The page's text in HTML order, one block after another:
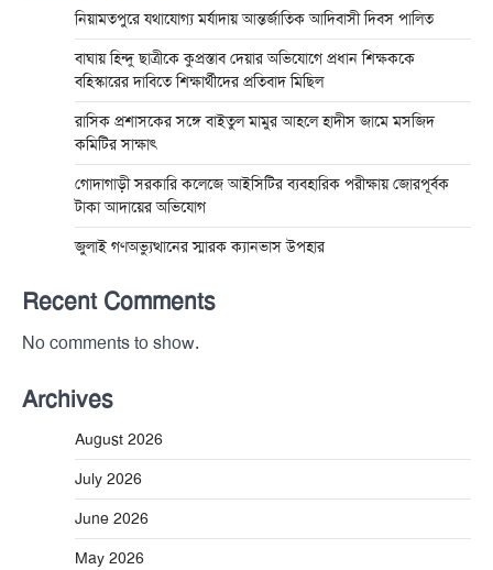
নিয়ামতপুরে যথাযোগ্য মর্যাদায় আন্তর্জাতিক আদিবাসী দিবস পালিত
বাঘায় হিন্দু ছাত্রীকে কুপ্রস্তাব দেয়ার অভিযোগে প্রধান শিক্ষককে
বহিস্কারের দাবিতে শিক্ষার্থীদের প্রতিবাদ মিছিল
রাসিক প্রশাসকের সঙ্গে বাইতুল মামুর আহলে হাদীস জামে মসজিদ
কমিটির সাক্ষাৎ
গোদাগাড়ী সরকারি কলেজে আইসিটির ব্যবহারিক পরীক্ষায় জোরপূর্বক
টাকা আদায়ের অভিযোগ
জুলাই গণঅভ্যুত্থানের স্মারক ক্যানভাস উপহার
Recent Comments
No comments to show.
Archives
August 2026
July 2026
June 2026
May 2026